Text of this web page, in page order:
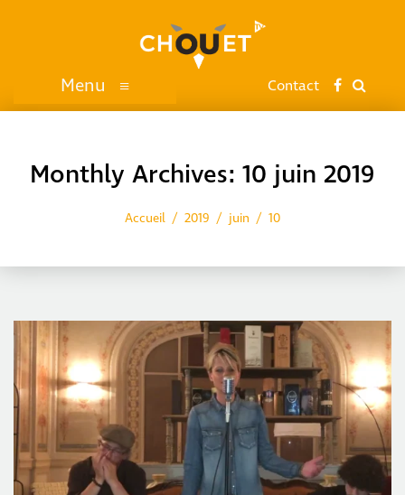
Menu ≡ Contact
Monthly Archives: 10 juin 2019
Accueil 2019 juin 10